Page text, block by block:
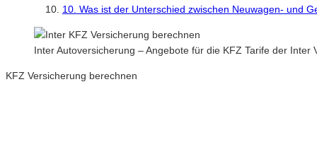
10. Was ist der Unterschied zwischen Neuwagen- und
Inter Autoversicherung – Angebote für die KFZ Tarife der
KFZ Versicherung berechnen